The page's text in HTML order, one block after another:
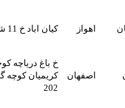
کیان اباد خ 11 شرقی پ 7
خ باغ دریاچه کوچه شهید
کریمیان کوچه گلستان اریا واحد